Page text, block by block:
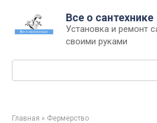
контенту
Все о сантехнике
Установка и ремонт
своими руками
Главная » Фермерство